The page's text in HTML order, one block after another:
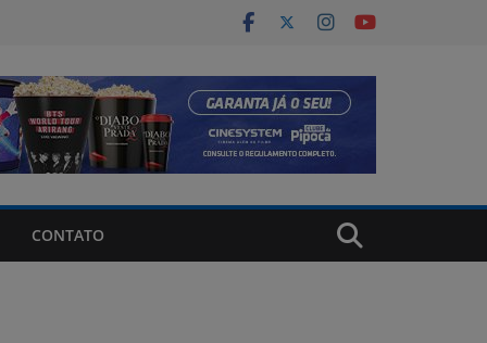
CONTATO